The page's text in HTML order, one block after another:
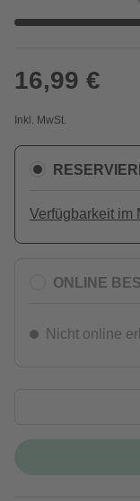
16,99 €
Inkl. MwSt.
Verfügbarkeit im
ONLINE
Nicht online